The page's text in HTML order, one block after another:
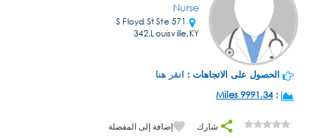
Nurse
571 S Floyd St Ste
342,Louisville,KY
الحصول على الاتجاهات : انقر هنا
:
9991.34 Miles
شارك إضافة إلى المفضلة